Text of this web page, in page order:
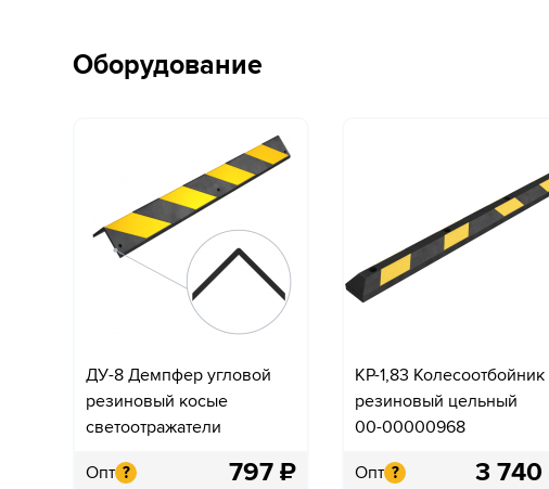
Оборудование
ДУ-8 Демпфер угловой
резиновый косые
светоотражатели
Опт ? 797 ₽
КР-1,83 Колесоотбойник
резиновый цельный
00-00000968
Опт ? 3 740